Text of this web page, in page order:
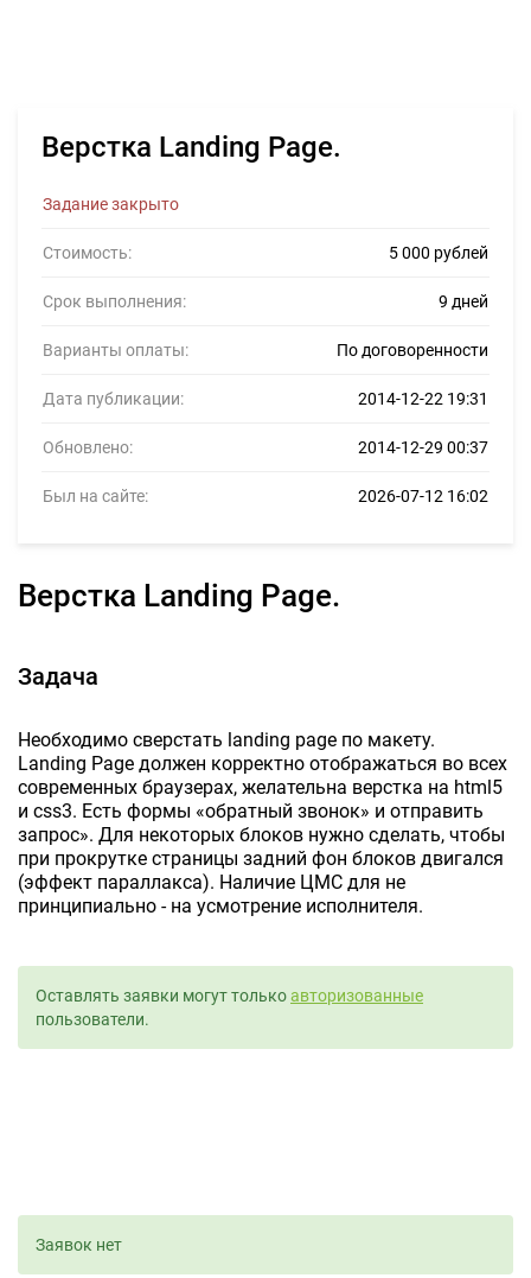
Верстка Landing Page.
Задание закрыто
Стоимость: 5 000 рублей
Срок выполнения: 9 дней
Варианты оплаты: По договоренности
Дата публикации: 2014-12-22 19:31
Обновлено: 2014-12-29 00:37
Был на сайте: 2026-07-12 16:02
Верстка Landing Page.
Задача
Необходимо сверстать landing page по макету.
Landing Page должен корректно отображаться во всех
современных браузерах, желательна верстка на html5
и css3. Есть формы «обратный звонок» и отправить
запрос». Для некоторых блоков нужно сделать, чтобы
при прокрутке страницы задний фон блоков двигался
(эффект параллакса). Наличие ЦМС для не
принципиально - на усмотрение исполнителя.
Оставлять заявки могут толькоавторизованные
пользователи.
Заявок нет